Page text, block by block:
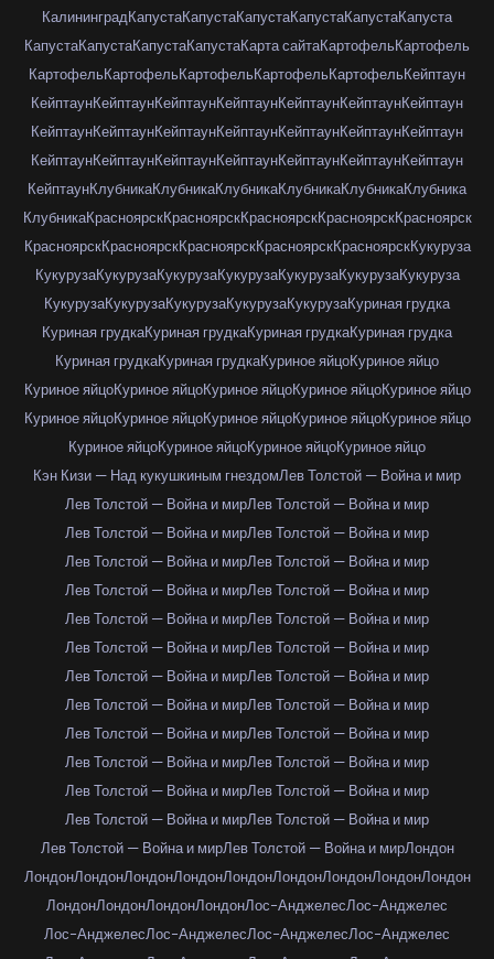
КалининградКапустаКапустаКапустаКапустаКапустаКапуста
КапустаКапустаКапустаКапустаКарта сайтаКартофельКартофель
КартофельКартофельКартофельКартофельКартофельКейптаун
КейптаунКейптаунКейптаунКейптаунКейптаунКейптаунКейптаун
КейптаунКейптаунКейптаунКейптаунКейптаунКейптаунКейптаун
КейптаунКейптаунКейптаунКейптаунКейптаунКейптаунКейптаун
КейптаунКлубникаКлубникаКлубникаКлубникаКлубникаКлубника
КлубникаКрасноярскКрасноярскКрасноярскКрасноярскКрасноярск
КрасноярскКрасноярскКрасноярскКрасноярскКрасноярскКукуруза
КукурузаКукурузаКукурузаКукурузаКукурузаКукурузаКукуруза
КукурузаКукурузаКукурузаКукурузаКукурузаКуриная грудка
Куриная грудкаКуриная грудкаКуриная грудкаКуриная грудка
Куриная грудкаКуриная грудкаКуриное яйцоКуриное яйцо
Куриное яйцоКуриное яйцоКуриное яйцоКуриное яйцоКуриное яйцо
Куриное яйцоКуриное яйцоКуриное яйцоКуриное яйцоКуриное яйцо
Куриное яйцоКуриное яйцоКуриное яйцоКуриное яйцо
Кэн Кизи — Над кукушкиным гнездомЛев Толстой — Война и мир
Лев Толстой — Война и мирЛев Толстой — Война и мир
Лев Толстой — Война и мирЛев Толстой — Война и мир
Лев Толстой — Война и мирЛев Толстой — Война и мир
Лев Толстой — Война и мирЛев Толстой — Война и мир
Лев Толстой — Война и мирЛев Толстой — Война и мир
Лев Толстой — Война и мирЛев Толстой — Война и мир
Лев Толстой — Война и мирЛев Толстой — Война и мир
Лев Толстой — Война и мирЛев Толстой — Война и мир
Лев Толстой — Война и мирЛев Толстой — Война и мир
Лев Толстой — Война и мирЛев Толстой — Война и мир
Лев Толстой — Война и мирЛев Толстой — Война и мир
Лев Толстой — Война и мирЛев Толстой — Война и мир
Лев Толстой — Война и мирЛев Толстой — Война и мирЛондон
ЛондонЛондонЛондонЛондонЛондонЛондонЛондонЛондонЛондон
ЛондонЛондонЛондонЛондонЛос-АнджелесЛос-Анджелес
Лос-АнджелесЛос-АнджелесЛос-АнджелесЛос-Анджелес